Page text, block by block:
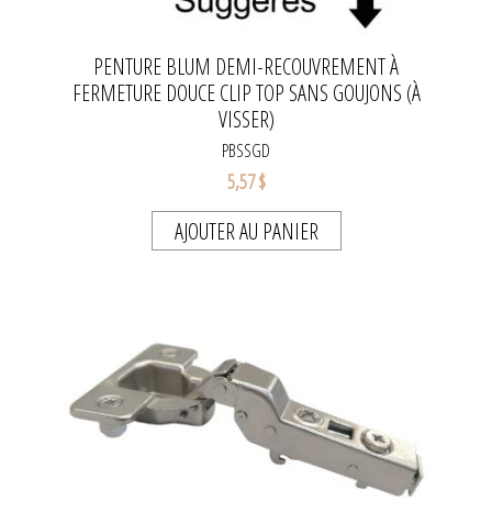
PENTURE BLUM DEMI-RECOUVREMENT À
FERMETURE DOUCE CLIP TOP SANS GOUJONS (À
VISSER)
PBSSGD
5,57 $
AJOUTER AU PANIER